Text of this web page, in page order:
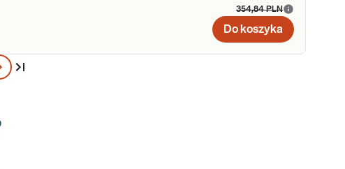
354,84 PLN
Do koszyka